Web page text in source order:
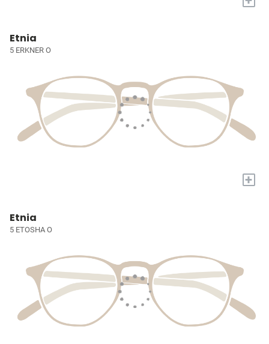
Etnia
5 ERKNER O
+
Etnia
5 ETOSHA O